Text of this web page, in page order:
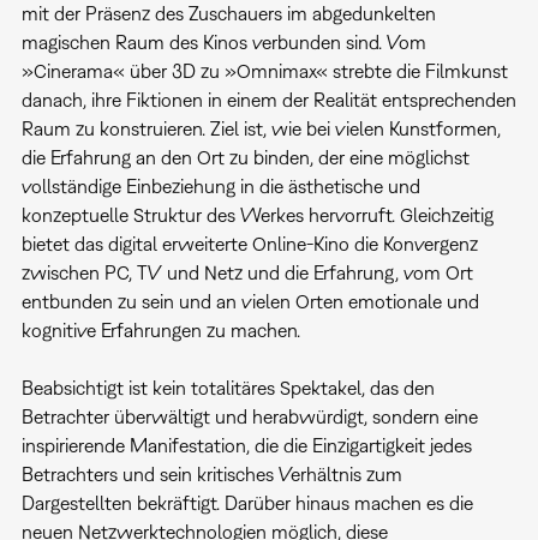
mit der Präsenz des Zuschauers im abgedunkelten
magischen Raum des Kinos verbunden sind. Vom
»Cinerama« über 3D zu »Omnimax« strebte die Filmkunst
danach, ihre Fiktionen in einem der Realität entsprechenden
Raum zu konstruieren. Ziel ist, wie bei vielen Kunstformen,
die Erfahrung an den Ort zu binden, der eine möglichst
vollständige Einbeziehung in die ästhetische und
konzeptuelle Struktur des Werkes hervorruft. Gleichzeitig
bietet das digital erweiterte Online-Kino die Konvergenz
zwischen PC, TV und Netz und die Erfahrung, vom Ort
entbunden zu sein und an vielen Orten emotionale und
kognitive Erfahrungen zu machen.
Beabsichtigt ist kein totalitäres Spektakel, das den
Betrachter überwältigt und herabwürdigt, sondern eine
inspirierende Manifestation, die die Einzigartigkeit jedes
Betrachters und sein kritisches Verhältnis zum
Dargestellten bekräftigt. Darüber hinaus machen es die
neuen Netzwerktechnologien möglich, diese